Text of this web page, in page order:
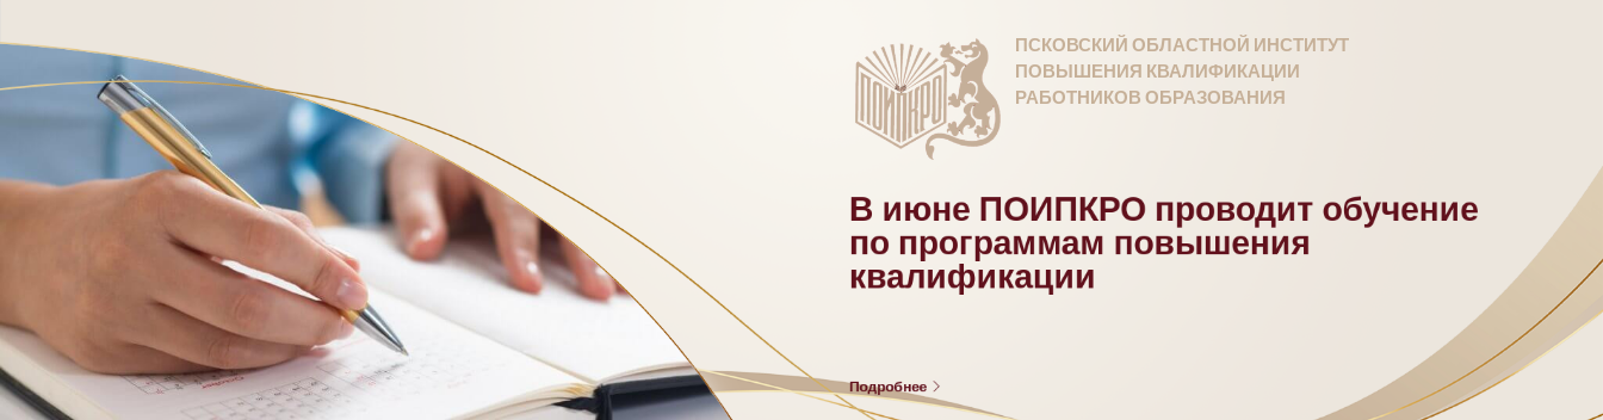
ПСКОВСКИЙ ОБЛАСТНОЙ ИНСТИТУТ
ПОВЫШЕНИЯ КВАЛИФИКАЦИИ
РАБОТНИКОВ ОБРАЗОВАНИЯ
В июне ПОИПКРО проводит обучение
по программам повышения
квалификации
Подробнее